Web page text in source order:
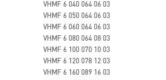
VHMF 6 040 064 06 03
VHMF 6 050 064 06 03
VHMF 6 060 064 06 03
VHMF 6 080 064 08 03
VHMF 6 100 070 10 03
VHMF 6 120 078 12 03
VHMF 6 160 089 16 03